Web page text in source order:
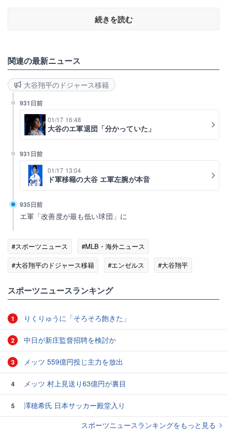
続きを読む
関連の最新ニュース
大谷翔平のドジャース移籍
931日前
01/17 16:48
大谷のエ軍退団「分かっていた」
931日前
01/17 13:04
ド軍移籍の大谷 エ軍左腕が本音
935日前
エ軍「改善度が最も低い球団」に
#スポーツニュース
#MLB・海外ニュース
#大谷翔平のドジャース移籍
#エンゼルス
#大谷翔平
スポーツニュースランキング
1 りくりゅうに「そろそろ飽きた」
2 中日が新庄監督招聘を検討か
3 メッツ 559億円投じ主力を放出
4 メッツ 村上見送り63億円が裏目
5
澤穂希氏 日本サッカー殿堂入り
スポーツニュースランキングをもっと見る